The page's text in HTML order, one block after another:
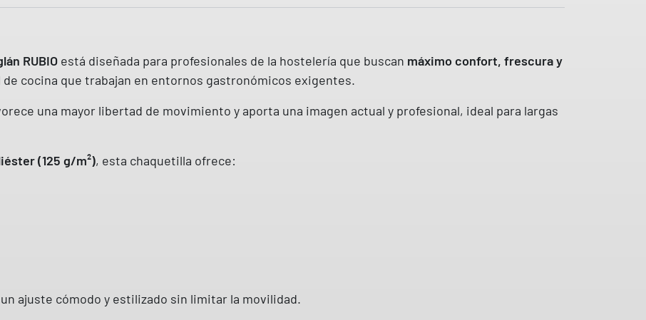
2
7
€
a
u
i
e
RUBIO está diseñada para profesionales de la hostelería que buscan máximo confort, frescura y
cocina que trabajan en entornos gastronómicos exigentes.
una mayor libertad de movimiento y aporta una imagen actual y profesional, ideal para largas
(125 g/m²), esta chaquetilla ofrece:
ajuste cómodo y estilizado sin limitar la movilidad.